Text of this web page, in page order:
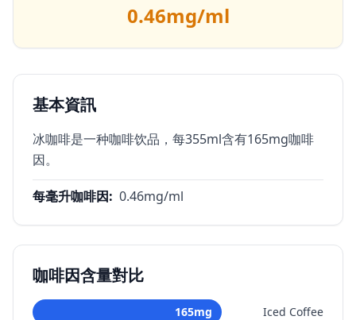
0.46mg/ml
基本資訊
冰咖啡是一种咖啡饮品，每355ml含有165mg咖啡
因。
每毫升咖啡因: 0.46mg/ml
咖啡因含量對比
165mg Iced Coffee